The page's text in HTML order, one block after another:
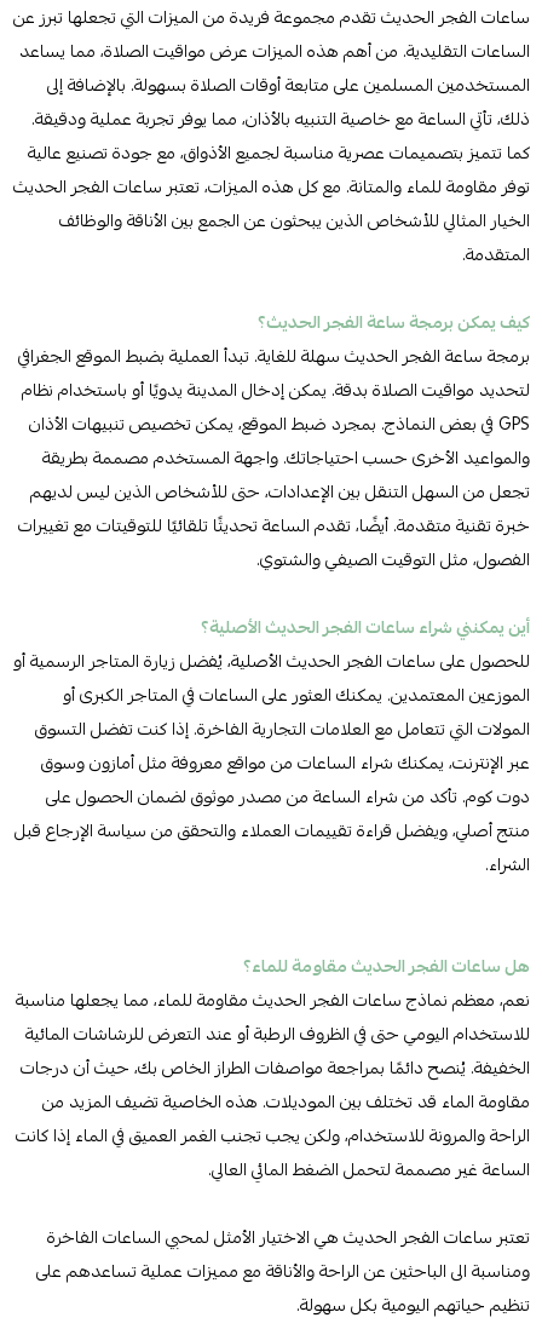
ساعات الفجر الحديث تقدم مجموعة فريدة من الميزات التي تجعلها تبرز عن
الساعات التقليدية. من أهم هذه الميزات عرض مواقيت الصلاة، مما يساعد
المستخدمين المسلمين على متابعة أوقات الصلاة بسهولة. بالإضافة إلى
ذلك، تأتي الساعة مع خاصية التنبيه بالأذان، مما يوفر تجربة عملية ودقيقة.
كما تتميز بتصميمات عصرية مناسبة لجميع الأذواق، مع جودة تصنيع عالية
توفر مقاومة للماء والمتانة. مع كل هذه الميزات، تعتبر ساعات الفجر الحديث
الخيار المثالي للأشخاص الذين يبحثون عن الجمع بين الأناقة والوظائف
المتقدمة.
كيف يمكن برمجة ساعة الفجر الحديث؟
برمجة ساعة الفجر الحديث سهلة للغاية. تبدأ العملية بضبط الموقع الجغرافي
لتحديد مواقيت الصلاة بدقة. يمكن إدخال المدينة يدويًا أو باستخدام نظام
GPS في بعض النماذج. بمجرد ضبط الموقع، يمكن تخصيص تنبيهات الأذان
والمواعيد الأخرى حسب احتياجاتك. واجهة المستخدم مصممة بطريقة
تجعل من السهل التنقل بين الإعدادات، حتى للأشخاص الذين ليس لديهم
خبرة تقنية متقدمة. أيضًا، تقدم الساعة تحديثًا تلقائيًا للتوقيتات مع تغييرات
الفصول، مثل التوقيت الصيفي والشتوي.
أين يمكنني شراء ساعات الفجر الحديث الأصلية؟
للحصول على ساعات الفجر الحديث الأصلية، يُفضل زيارة المتاجر الرسمية أو
الموزعين المعتمدين. يمكنك العثور على الساعات في المتاجر الكبرى أو
المولات التي تتعامل مع العلامات التجارية الفاخرة. إذا كنت تفضل التسوق
عبر الإنترنت، يمكنك شراء الساعات من مواقع معروفة مثل أمازون وسوق
دوت كوم. تأكد من شراء الساعة من مصدر موثوق لضمان الحصول على
منتج أصلي، ويفضل قراءة تقييمات العملاء والتحقق من سياسة الإرجاع قبل
الشراء.
هل ساعات الفجر الحديث مقاومة للماء؟
نعم، معظم نماذج ساعات الفجر الحديث مقاومة للماء، مما يجعلها مناسبة
للاستخدام اليومي حتى في الظروف الرطبة أو عند التعرض للرشاشات المائية
الخفيفة. يُنصح دائمًا بمراجعة مواصفات الطراز الخاص بك، حيث أن درجات
مقاومة الماء قد تختلف بين الموديلات. هذه الخاصية تضيف المزيد من
الراحة والمرونة للاستخدام، ولكن يجب تجنب الغمر العميق في الماء إذا كانت
الساعة غير مصممة لتحمل الضغط المائي العالي.
تعتبر ساعات الفجر الحديث هي الاختيار الأمثل لمحبي الساعات الفاخرة
ومناسبة الى الباحثين عن الراحة والأناقة مع مميزات عملية تساعدهم على
تنظيم حياتهم اليومية بكل سهولة.